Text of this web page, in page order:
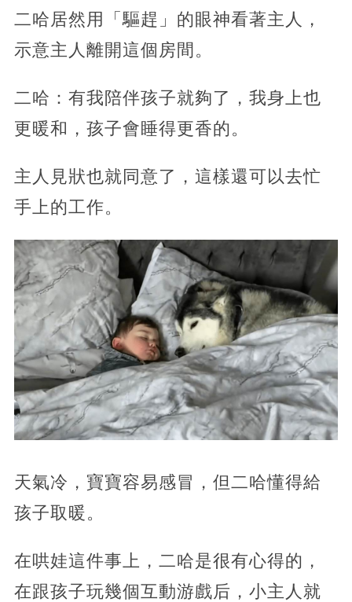
二哈居然用「驅趕」的眼神看著主人，
示意主人離開這個房間。
二哈：有我陪伴孩子就夠了，我身上也
更暖和，孩子會睡得更香的。
主人見狀也就同意了，這樣還可以去忙
手上的工作。
天氣冷，寶寶容易感冒，但二哈懂得給
孩子取暖。
在哄娃這件事上，二哈是很有心得的，
在跟孩子玩幾個互動游戲后，小主人就